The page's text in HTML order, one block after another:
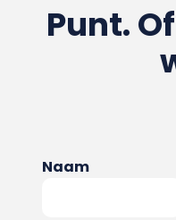
Punt.
Naam